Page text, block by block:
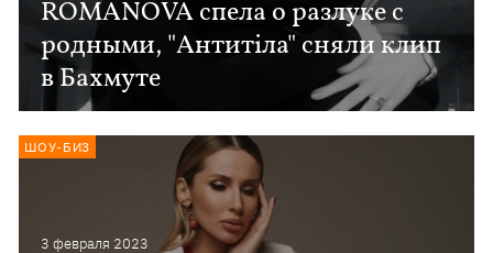
ROMANOVA спела о разлуке с
родными, "Антитіла" сняли клип
в Бахмуте
3 февраля 2023
ШОУ-БИЗ